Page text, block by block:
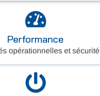
Performance
opérationnelles et sécurité